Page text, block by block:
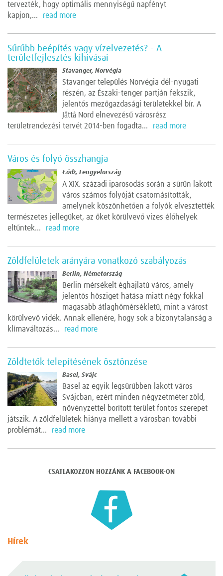
tervezték, hogy optimális mennyiségű napfényt
kapjon,...
read more
Sűrűbb beépítés vagy vízelvezetés? - A
területfejlesztés kihívásai
Stavanger, Norvégia
Stavanger település Norvégia dél-nyugati
részén, az Északi-tenger partján fekszik,
jelentős mezőgazdasági területekkel bír. A
Jåttå Nord elnevezésű városrész
területrendezési tervét 2014-ben fogadta...
read more
Város és folyó összhangja
Łódź, Lengyelország
A XIX. századi iparosodás során a sűrűn lakott
város számos folyóját csatornásították,
amelynek köszönhetően a folyók elvesztették
természetes jellegüket, az őket körülvevő vizes élőhelyek
eltűntek...
read more
Zöldfelületek arányára vonatkozó szabályozás
Berlin, Németország
Berlin mérsékelt éghajlatú város, amely
jelentős hősziget-hatása miatt négy fokkal
magasabb átlaghőmérsékletű, mint a várost
körülvevő vidék. Annak ellenére, hogy sok a bizonytalanság a
klímaváltozás...
read more
Zöldtetők telepítésének ösztönzése
Basel, Svájc
Basel az egyik legsűrűbben lakott város
Svájcban, ezért minden négyzetméter zöld,
növényzettel borított terület fontos szerepet
játszik. A zöldfelületek hiánya mellett a városban további
problémát...
read more
CSATLAKOZZON HOZZÁNK A FACEBOOK-ON
Hírek